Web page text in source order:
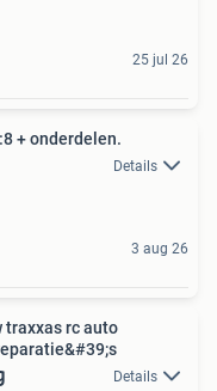
25 jul 26
+ onderdelen.
Details
3 aug 26
traxxas rc auto
Details